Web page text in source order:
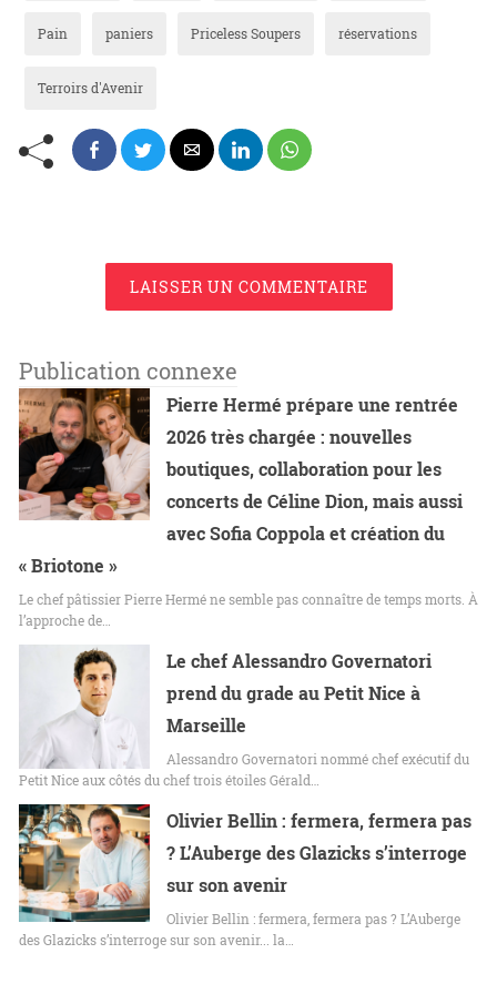
Pain paniers Priceless Soupers réservations
Terroirs d'Avenir
LAISSER UN COMMENTAIRE
Publication connexe
Pierre Hermé prépare une rentrée
2026 très chargée : nouvelles
boutiques, collaboration pour les
concerts de Céline Dion, mais aussi
avec Sofia Coppola et création du
« Briotone »
Le chef pâtissier Pierre Hermé ne semble pas connaître de temps morts. À
l’approche de…
Le chef Alessandro Governatori
prend du grade au Petit Nice à
Marseille
Alessandro Governatori nommé chef exécutif du
Petit Nice aux côtés du chef trois étoiles Gérald…
Olivier Bellin : fermera, fermera pas
? L’Auberge des Glazicks s’interroge
sur son avenir
Olivier Bellin : fermera, fermera pas ? L’Auberge
des Glazicks s’interroge sur son avenir... la…